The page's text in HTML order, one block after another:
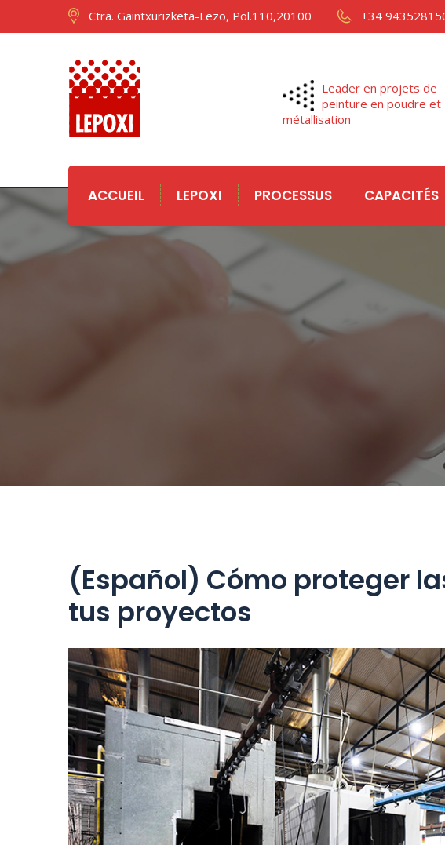
Ctra. Gaintxurizketa-Lezo, Pol.110,20100 +34
Leader en projets de
peinture en poudre et
métallisation
ACCUEIL LEPOXI PROCESSUS CAPACITÉS
(Español) Cómo proteger
tus proyectos